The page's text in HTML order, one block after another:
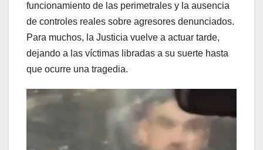
funcionamiento de las perimetrales y la ausencia
de controles reales sobre agresores denunciados.
Para muchos, la Justicia vuelve a actuar tarde,
dejando a las víctimas libradas a su suerte hasta
que ocurre una tragedia.